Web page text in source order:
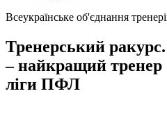
Всеукраїнське об'єднання
Тренерський
– найкращий тренер
ліги ПФЛ